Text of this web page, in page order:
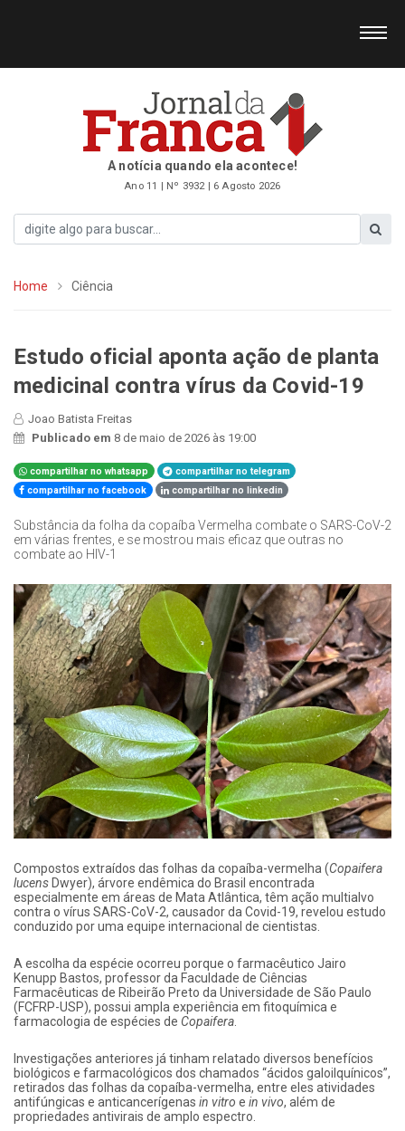
A notícia quando ela acontece!
Ano 11 | Nº 3932 | 6 Agosto 2026
Home Ciência
Estudo oficial aponta ação de planta
medicinal contra vírus da Covid-19
Joao Batista Freitas
Publicado em 8 de maio de 2026 às 19:00
compartilhar no whatsapp
compartilhar no telegram
compartilhar no facebook
compartilhar no linkedin
Substância da folha da copaíba Vermelha combate o SARS-CoV-2
em várias frentes, e se mostrou mais eficaz que outras no
combate ao HIV-1
Compostos extraídos das folhas da copaíba-vermelha (Copaifera
lucens Dwyer), árvore endêmica do Brasil encontrada
especialmente em áreas de Mata Atlântica, têm ação multialvo
contra o vírus SARS-CoV-2, causador da Covid-19, revelou estudo
conduzido por uma equipe internacional de cientistas.
A escolha da espécie ocorreu porque o farmacêutico Jairo
Kenupp Bastos, professor da Faculdade de Ciências
Farmacêuticas de Ribeirão Preto da Universidade de São Paulo
(FCFRP-USP), possui ampla experiência em fitoquímica e
farmacologia de espécies de Copaifera
Investigações anteriores já tinham relatado diversos benefícios
biológicos e farmacológicos dos chamados “ácidos galoilquínicos”,
retirados das folhas da copaíba-vermelha, entre eles atividades
antifúngicas e anticancerígenas in vitro e in vivo, além de
propriedades antivirais de amplo espectro.